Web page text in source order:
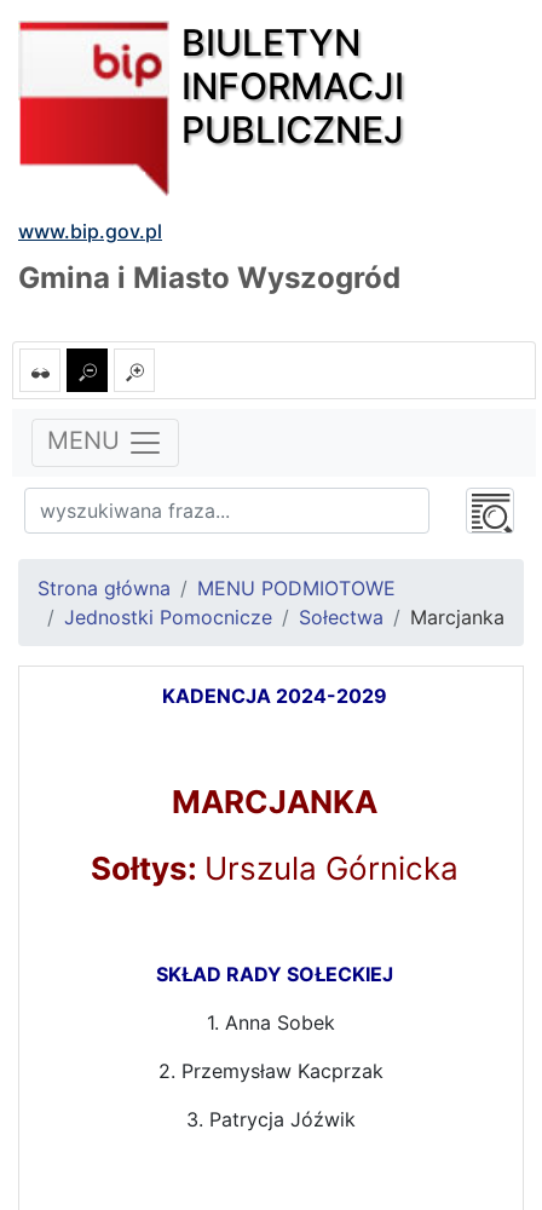
BIULETYN
INFORMACJI
PUBLICZNEJ
www.bip.gov.pl
Gmina i Miasto Wyszogród
MENU
Strona główna
MENU PODMIOTOWE
Jednostki Pomocnicze
Sołectwa Marcjanka
KADENCJA 2024-2029
MARCJANKA
Sołtys: Urszula Górnicka
SKŁAD RADY SOŁECKIEJ
1. Anna Sobek
2. Przemysław Kacprzak
3. Patrycja Jóźwik